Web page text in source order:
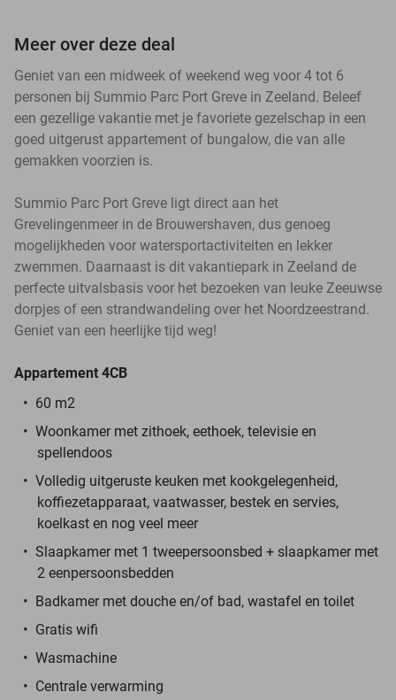
Meer over deze deal
Geniet van een midweek of weekend weg voor 4 tot 6
personen bij Summio Parc Port Greve in Zeeland. Beleef
een gezellige vakantie met je favoriete gezelschap in een
goed uitgerust appartement of bungalow, die van alle
gemakken voorzien is.
Summio Parc Port Greve ligt direct aan het
Grevelingenmeer in de Brouwershaven, dus genoeg
mogelijkheden voor watersportactiviteiten en lekker
zwemmen. Daarnaast is dit vakantiepark in Zeeland de
perfecte uitvalsbasis voor het bezoeken van leuke Zeeuwse
dorpjes of een strandwandeling over het Noordzeestrand.
Geniet van een heerlijke tijd weg!
Appartement 4CB
60 m2
Woonkamer met zithoek, eethoek, televisie en
spellendoos
Volledig uitgeruste keuken met kookgelegenheid,
koffiezetapparaat, vaatwasser, bestek en servies,
koelkast en nog veel meer
Slaapkamer met 1 tweepersoonsbed + slaapkamer met
2 eenpersoonsbedden
Badkamer met douche en/of bad, wastafel en toilet
Gratis wifi
Wasmachine
Centrale verwarming